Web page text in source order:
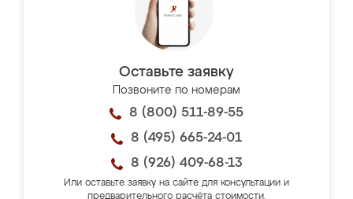
Оставьте заявку
Позвоните по номерам
8 (800) 511-89-55
8 (495) 665-24-01
8 (926) 409-68-13
Или оставьте заявку на сайте для консультации и
предварительного расчёта стоимости.